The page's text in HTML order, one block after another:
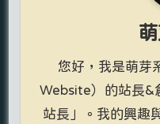
您好，我是萌芽
Website）的站長&
站長」。我的興趣